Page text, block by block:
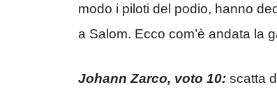
modo i piloti del podio, hanno
a Salom. Ecco com’è andata la
Johann Zarco, voto 10: scatta